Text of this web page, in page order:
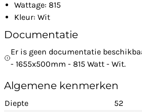
Wattage: 815
Kleur: Wit
Documentatie
Er is geen documentatie
- 1655x500mm - 815 Watt - Wit.
Algemene kenmerken
Diepte
52